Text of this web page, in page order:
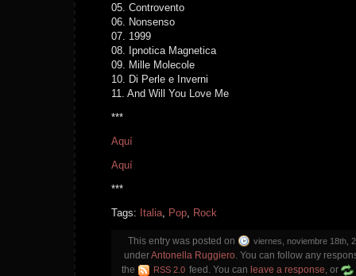
05. Controvento
06. Nonsenso
07. 1999
08. Ipnotica Magnetica
09. Mille Molecole
10. Di Perle e Inverni
11. And Will You Love Me
***
Aquí
Aquí
***
Tags: Italia, Pop, Rock
This entry was posted on viernes, noviembre 18th,
underAntonella Ruggiero. You can follow any
the
RSS 2.0 feed. You can leave a response, or